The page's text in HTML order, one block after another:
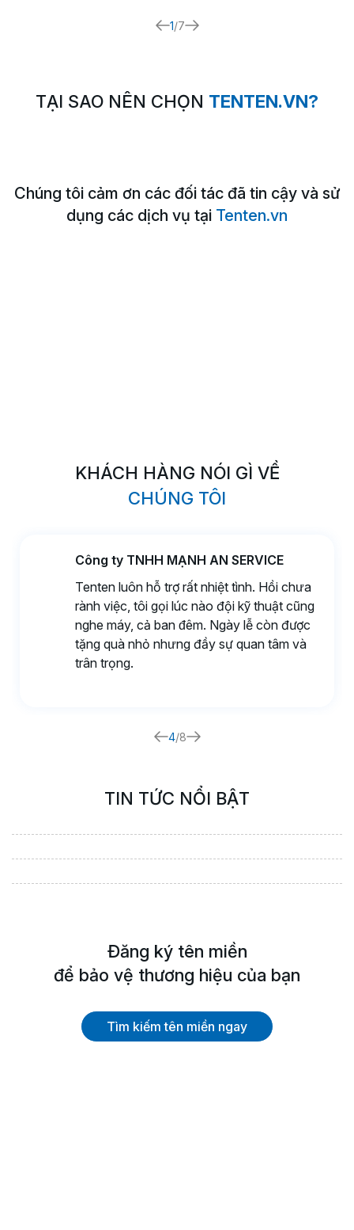
1/7
TẠI SAO NÊN CHỌN TENTEN.VN?
Chúng tôi cảm ơn các đối tác đã tin cậy và sử
dụng các dịch vụ tại Tenten.vn
KHÁCH HÀNG NÓI GÌ VỀ
CHÚNG TÔI
4/8
Công ty TNHH MẠNH AN SERVICE
Tenten luôn hỗ trợ rất nhiệt tình. Hồi chưa
rành việc, tôi gọi lúc nào đội kỹ thuật cũng
nghe máy, cả ban đêm. Ngày lễ còn được
tặng quà nhỏ nhưng đầy sự quan tâm và
trân trọng.
TIN TỨC NỔI BẬT
Đăng ký tên miền
để bảo vệ thương hiệu của bạn
Tìm kiếm tên miền ngay